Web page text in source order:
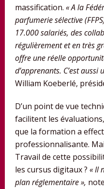
massification.« A la
parfumerie sélective
17.000 salariés, des
régulièrement et en très
offre une réelle
d’apprenants. C’est aussi
William Koeberlé,
D’un point de vue
facilitent les
que la formation a
professionnalisante.
Travail de cette
les cursus digitaux ?« Il
plan réglementaire »,